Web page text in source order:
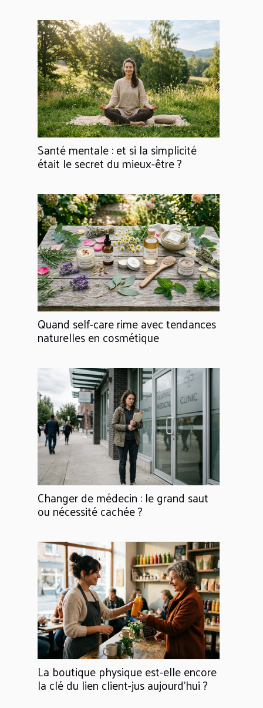
Santé mentale : et si la simplicité
était le secret du mieux-être ?
Quand self-care rime avec tendances
naturelles en cosmétique
Changer de médecin : le grand saut
ou nécessité cachée ?
La boutique physique est-elle encore
la clé du lien client-jus aujourd'hui ?